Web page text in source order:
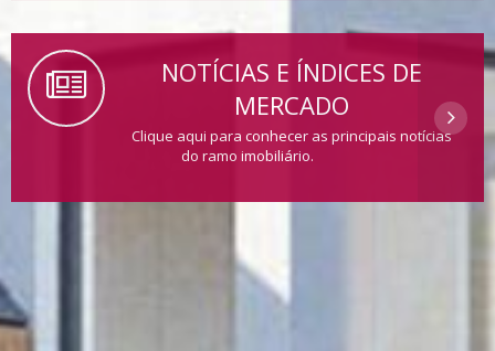
NOTÍCIAS E ÍNDICES DE
MERCADO
Clique aqui para conhecer as principais notícias
do ramo imobiliário.